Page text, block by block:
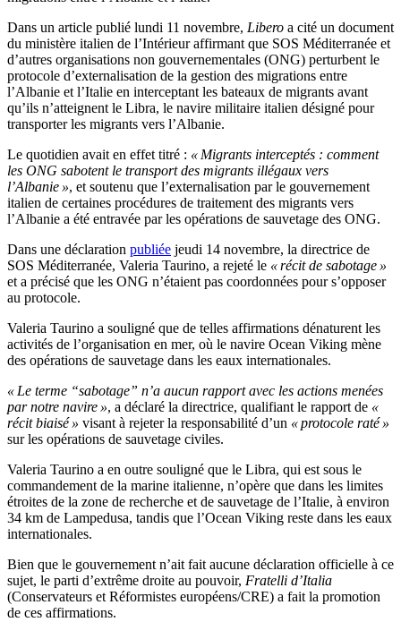
Dans un article publié lundi 11 novembre, Libero a cité un document
du ministère italien de l’Intérieur affirmant que SOS Méditerranée et
d’autres organisations non gouvernementales (ONG) perturbent le
protocole d’externalisation de la gestion des migrations entre
l’Albanie et l’Italie en interceptant les bateaux de migrants avant
qu’ils n’atteignent le Libra, le navire militaire italien désigné pour
transporter les migrants vers l’Albanie.
Le quotidien avait en effet titré : « Migrants interceptés : comment
les ONG sabotent le transport des migrants illégaux vers
l’Albanie », et soutenu que l’externalisation par le gouvernement
italien de certaines procédures de traitement des migrants vers
l’Albanie a été entravée par les opérations de sauvetage des ONG.
Dans une déclaration publiée jeudi 14 novembre, la directrice de
SOS Méditerranée, Valeria Taurino, a rejeté le « récit de sabotage »
et a précisé que les ONG n’étaient pas coordonnées pour s’opposer
au protocole.
Valeria Taurino a souligné que de telles affirmations dénaturent les
activités de l’organisation en mer, où le navire Ocean Viking mène
des opérations de sauvetage dans les eaux internationales.
« Le terme “sabotage” n’a aucun rapport avec les actions menées
par notre navire », a déclaré la directrice, qualifiant le rapport de «
récit biaisé » visant à rejeter la responsabilité d’un « protocole raté »
sur les opérations de sauvetage civiles.
Valeria Taurino a en outre souligné que le Libra, qui est sous le
commandement de la marine italienne, n’opère que dans les limites
étroites de la zone de recherche et de sauvetage de l’Italie, à environ
34 km de Lampedusa, tandis que l’Ocean Viking reste dans les eaux
internationales.
Bien que le gouvernement n’ait fait aucune déclaration officielle à ce
sujet, le parti d’extrême droite au pouvoir, Fratelli d’Italia
(Conservateurs et Réformistes européens/CRE) a fait la promotion
de ces affirmations.